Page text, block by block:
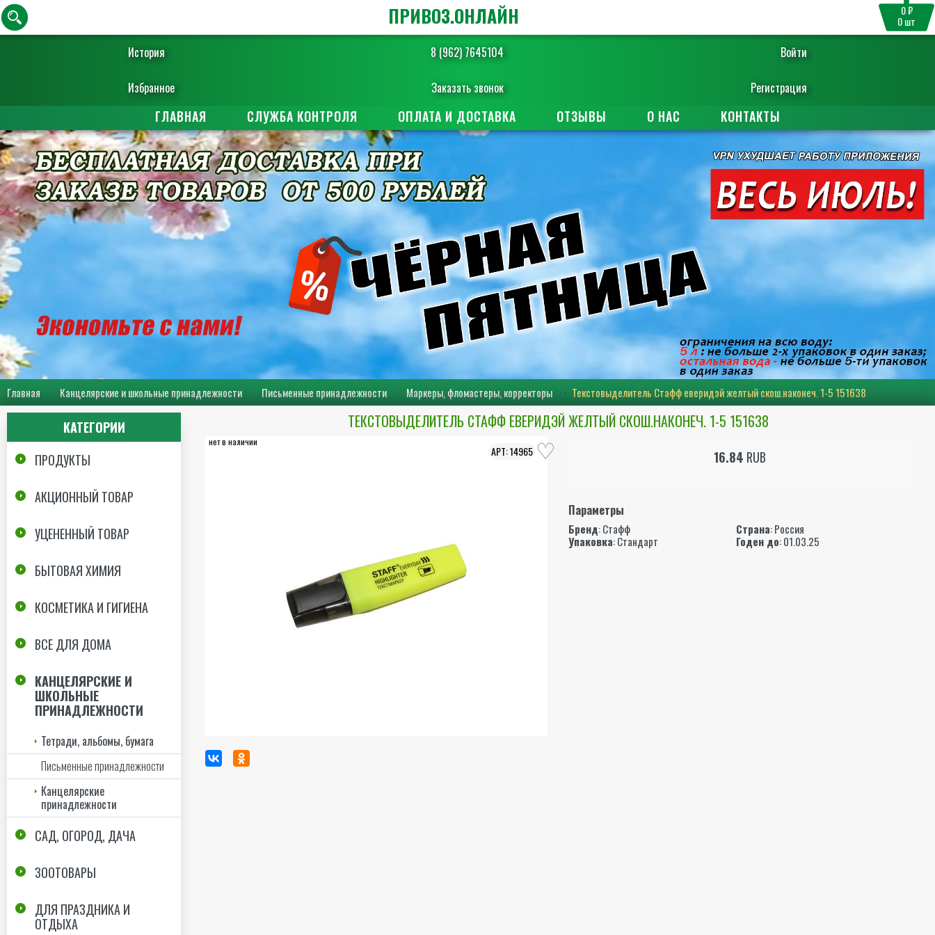
История 8 (962) 7645104 Войти
Избранное Заказать звонок Регистрация
ПРИВОЗ.ОНЛАЙН 0 ₽
0шт
ГЛАВНАЯ СЛУЖБА КОНТРОЛЯ ОПЛАТА И ДОСТАВКА ОТЗЫВЫ О НАС КОНТАКТЫ
Главная Канцелярские и школьные принадлежности Письменные принадлежности Маркеры, фломастеры, корректоры Текстовыделитель Стафф еверидэй желтый скош.наконеч. 1-5 151638
КАТЕГОРИИ
ПРОДУКТЫ
АКЦИОННЫЙ ТОВАР
УЦЕНЕННЫЙ ТОВАР
БЫТОВАЯ ХИМИЯ
КОСМЕТИКА И ГИГИЕНА
ВСЕ ДЛЯ ДОМА
КАНЦЕЛЯРСКИЕ И
ШКОЛЬНЫЕ
ПРИНАДЛЕЖНОСТИ
Тетради, альбомы, бумага
Письменные принадлежности
Канцелярские
принадлежности
САД, ОГОРОД, ДАЧА
ЗООТОВАРЫ
ДЛЯ ПРАЗДНИКА И
ОТДЫХА
ТЕКСТОВЫДЕЛИТЕЛЬ СТАФФ ЕВЕРИДЭЙ ЖЕЛТЫЙ СКОШ.НАКОНЕЧ. 1-5 151638
нет в наличии
14965 16.84 RUB
Параметры
Бренд:Стафф Страна: Россия
Упаковка: Стандарт Годен до: 01.03.25